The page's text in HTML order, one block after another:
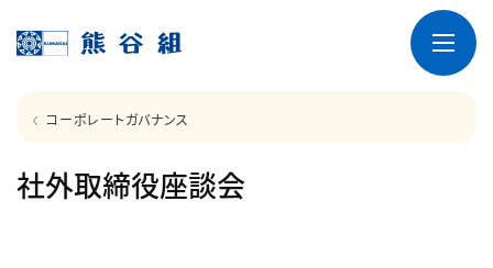
コーポレートガバナンス
社外取締役座談会